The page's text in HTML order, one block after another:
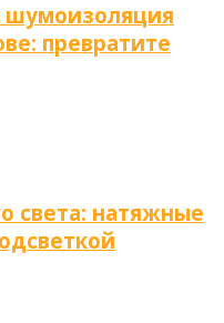
шумоизоляция
превратите
света: натяжные